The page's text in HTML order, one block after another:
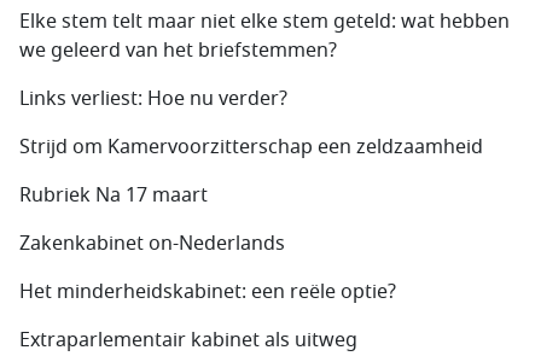
Elke stem telt maar niet elke stem geteld: wat hebben
we geleerd van het briefstemmen?
Links verliest: Hoe nu verder?
Strijd om Kamervoorzitterschap een zeldzaamheid
Rubriek Na 17 maart
Zakenkabinet on-Nederlands
Het minderheidskabinet: een reële optie?
Extraparlementair kabinet als uitweg